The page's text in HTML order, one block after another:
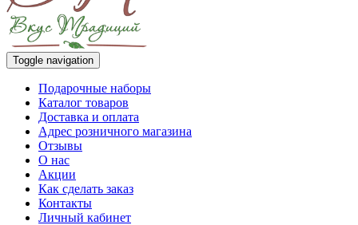
Toggle navigation
Подарочные наборы
Каталог товаров
Доставка и оплата
Адрес розничного магазина
Отзывы
О нас
Акции
Как сделать заказ
Контакты
Личный кабинет